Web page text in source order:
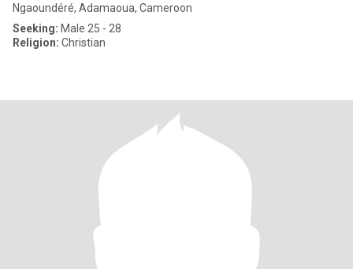
Ngaoundéré, Adamaoua, Cameroon
Seeking: Male 25 - 28
Religion: Christian